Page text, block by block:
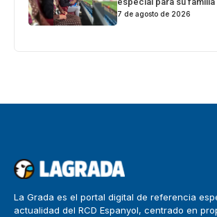
7 de agosto de 2026
La Grada es el portal digital de referencia
actualidad del RCD Espanyol, centrado en